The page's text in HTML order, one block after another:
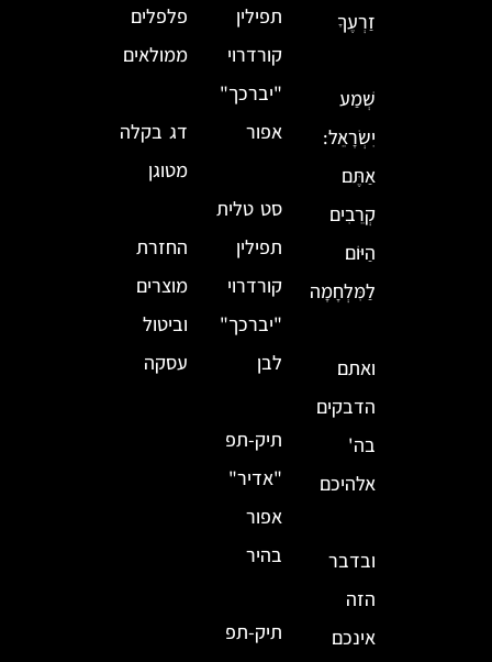
זַרְעֶךָ
שְׁמַע
יִשְׂרָאֵל:
אַתֶּם
קְרֵבִים
הַיּוֹם
לַמִּלְחָמָה
ואתם
הדבקים
בה'
אלהיכם
ובדבר
הזה
אינכם
תפילין
קורדרוי
"יברכך"
אפור
סט טלית
תפילין
קורדרוי
"יברכך"
לבן
תיק-תפ
"אדיר"
אפור
בהיר
תיק-תפ
פלפלים
ממולאים
דג בקלה
מטוגן
החזרת
מוצרים
וביטול
עסקה